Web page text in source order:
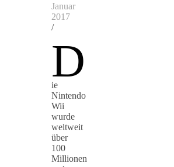
Januar
2017
/
D
ie
Nintendo
Wii
wurde
weltweit
über
100
Millionen